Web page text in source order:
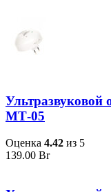
Ультразвуковой
МТ-05
Оценка 4.42 из 5
139.00 Br